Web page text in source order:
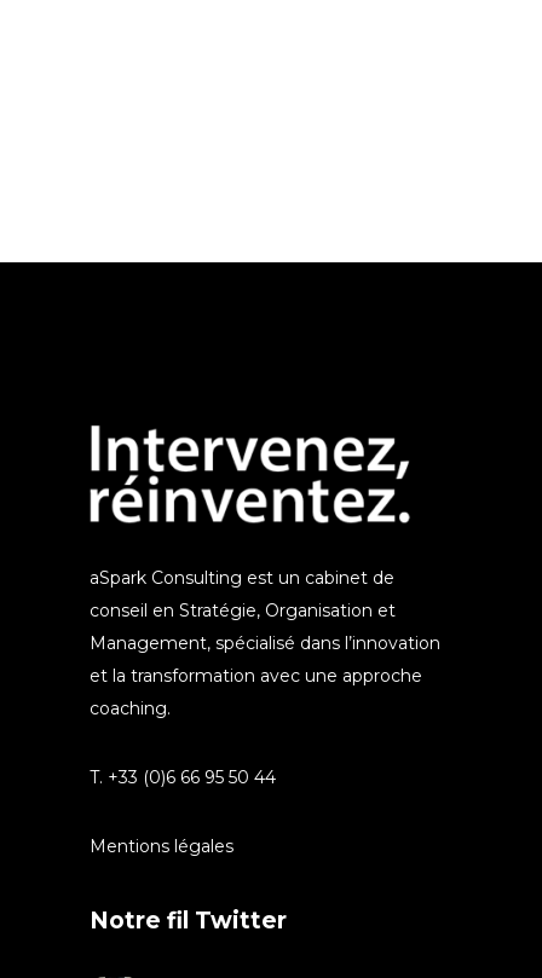
aSpark Consulting est un cabinet de
conseil en Stratégie, Organisation et
Management, spécialisé dans l’innovation
et la transformation avec une approche
coaching.
T. +33 (0)6 66 95 50 44
Mentions légales
Notre fil Twitter